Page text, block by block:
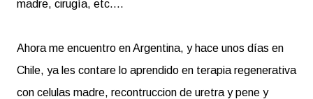
madre, cirugía, etc....
Ahora me encuentro en Argentina, y hace unos días en
Chile, ya les contare lo aprendido en terapia regenerativa
con celulas madre, recontruccion de uretra y pene y